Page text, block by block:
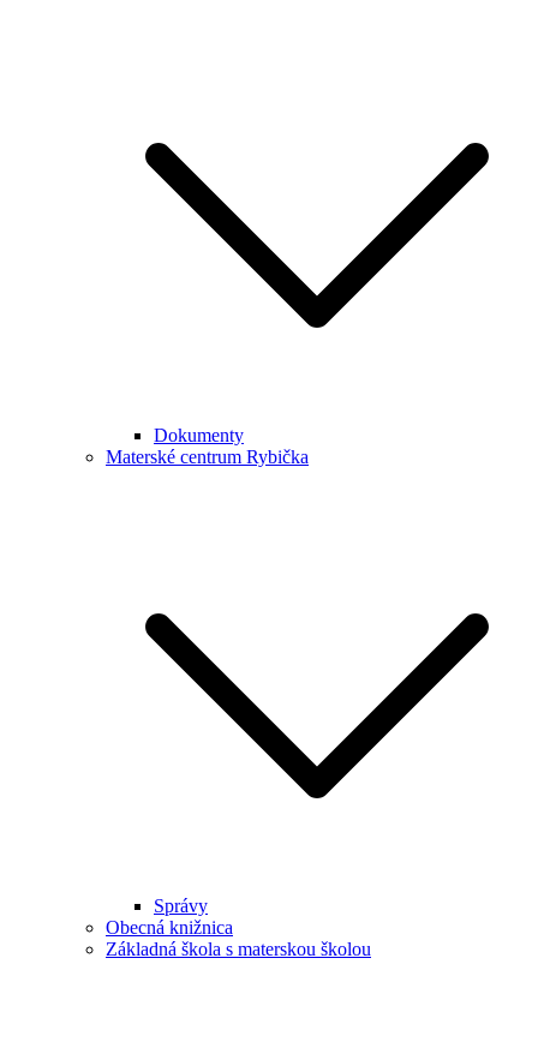
Dokumenty
Materské centrum Rybička
Správy
Obecná knižnica
Základná škola s materskou školou